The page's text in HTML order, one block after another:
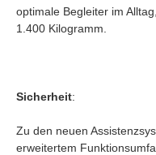
optimale Begleiter im
1.400 Kilogramm.
Sicherheit:
Zu den neuen
erweitertem